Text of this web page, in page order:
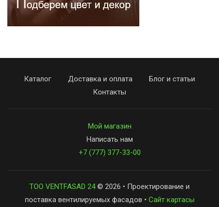
Каталог Доставка и оплата
Блог и статьи
Контакты
Мой магазин
Написать нам
+7 (777) 377-33-00
ТОО VENTFASAD 24© 2026 • Проектирование и
поставка вентилируемых фасадов • Сайт картасы